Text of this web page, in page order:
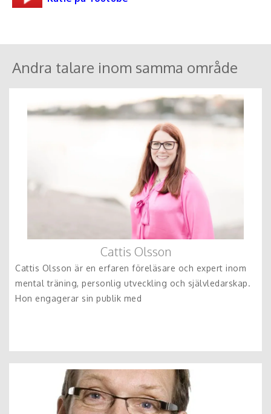
35 000 - 50 000 Kr for a keynote/ lecture in UK+ Europe
Andra talare inom samma område
Cattis Olsson
Cattis Olsson är en erfaren föreläsare och expert inom
mental träning, personlig utveckling och självledarskap.
Hon engagerar sin publik med